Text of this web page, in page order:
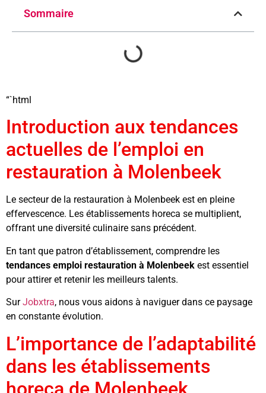
Sommaire
“`html
Introduction aux tendances
actuelles de l’emploi en
restauration à Molenbeek
Le secteur de la restauration à Molenbeek est en pleine
effervescence. Les établissements horeca se multiplient,
offrant une diversité culinaire sans précédent.
En tant que patron d’établissement, comprendre les
tendances emploi restauration à Molenbeek est essentiel
pour attirer et retenir les meilleurs talents.
SurJobxtra, nous vous aidons à naviguer dans ce paysage
en constante évolution.
L’importance de l’adaptabilité
dans les établissements